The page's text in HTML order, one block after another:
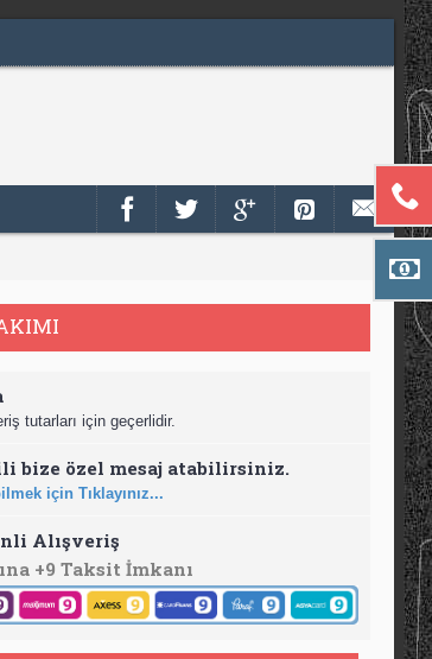
tutarları için geçerlidir.
bize özel mesaj atabilirsiniz.
için Tıklayınız...
Alışveriş
+9 Taksit İmkanı